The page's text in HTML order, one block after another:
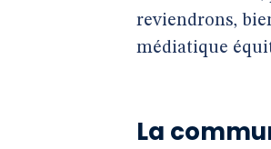
reviendrons,
médiatique
La